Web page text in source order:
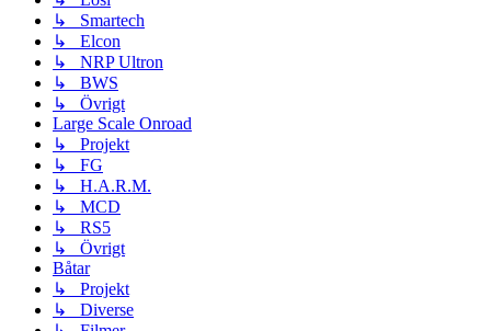
↳ Smartech
↳ Elcon
↳ NRP Ultron
↳ BWS
↳ Övrigt
Large Scale Onroad
↳ Projekt
↳ FG
↳ H.A.R.M.
↳ MCD
↳ RS5
↳ Övrigt
Båtar
↳ Projekt
↳ Diverse